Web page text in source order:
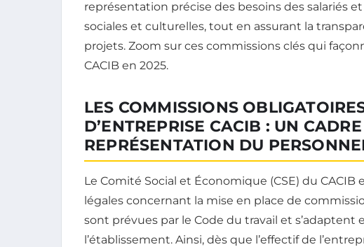
représentation précise des besoins des salariés
sociales et culturelles, tout en assurant la
projets. Zoom sur ces commissions clés qui
CACIB en 2025.
LES COMMISSIONS
D’ENTREPRISE CACIB : UN
REPRÉSENTATION DU
Le Comité Social et Économique (CSE) du
légales concernant la mise en place de
sont prévues par le Code du travail et s’adaptent
l’établissement. Ainsi, dès que l’effectif de